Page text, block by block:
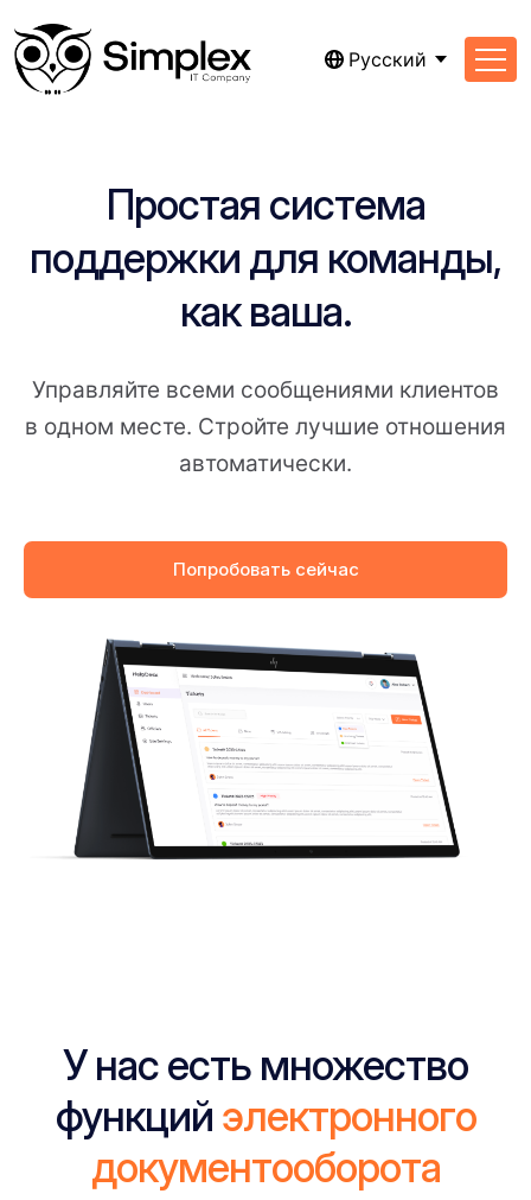
Русский
Простая система
поддержки для команды,
как ваша.
Управляйте всеми сообщениями клиентов
в одном месте. Стройте лучшие отношения
автоматически.
Попробовать сейчас
У нас есть множество
функций электронного
документооборота